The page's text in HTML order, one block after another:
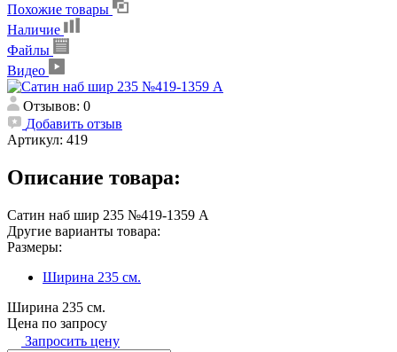
Похожие товары
Наличие
Файлы
Видео
Отзывов: 0
Добавить отзыв
Артикул: 419
Описание товара:
Сатин наб шир 235 №419-1359 А
Другие варианты товара:
Размеры:
Ширина 235 см.
Ширина 235 см.
Цена по запросу
Запросить цену